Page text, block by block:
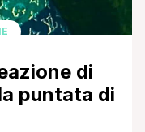
di
puntata di